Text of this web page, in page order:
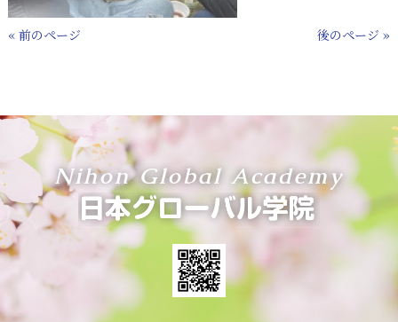
« 前のページ 後のページ »
Nihon Global Academy